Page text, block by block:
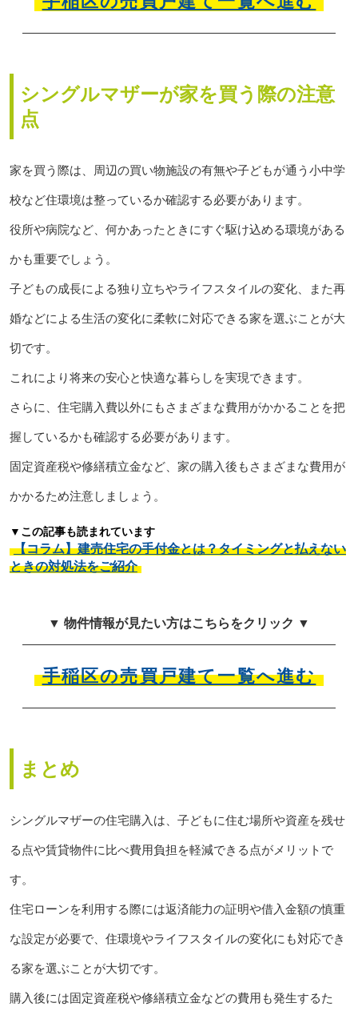
シングルマザーが家を買う際の注意
点
家を買う際は、周辺の買い物施設の有無や子どもが通う小中学
校など住環境は整っているか確認する必要があります。
役所や病院など、何かあったときにすぐ駆け込める環境がある
かも重要でしょう。
子どもの成長による独り立ちやライフスタイルの変化、また再
婚などによる生活の変化に柔軟に対応できる家を選ぶことが大
切です。
これにより将来の安心と快適な暮らしを実現できます。
さらに、住宅購入費以外にもさまざまな費用がかかることを把
握しているかも確認する必要があります。
固定資産税や修繕積立金など、家の購入後もさまざまな費用が
かかるため注意しましょう。
▼この記事も読まれています
【コラム】建売住宅の手付金とは？タイミングと払えない
ときの対処法をご紹介
▼ 物件情報が見たい方はこちらをクリック ▼
手稲区の売買戸建て一覧へ進む
まとめ
シングルマザーの住宅購入は、子どもに住む場所や資産を残せ
る点や賃貸物件に比べ費用負担を軽減できる点がメリットで
す。
住宅ローンを利用する際には返済能力の証明や借入金額の慎重
な設定が必要で、住環境やライフスタイルの変化にも対応でき
る家を選ぶことが大切です。
購入後には固定資産税や修繕積立金などの費用も発生するた